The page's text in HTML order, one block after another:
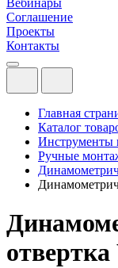
Вебинары
Соглашение
Проекты
Контакты
Главная
Каталог
Инструменты
Ручные